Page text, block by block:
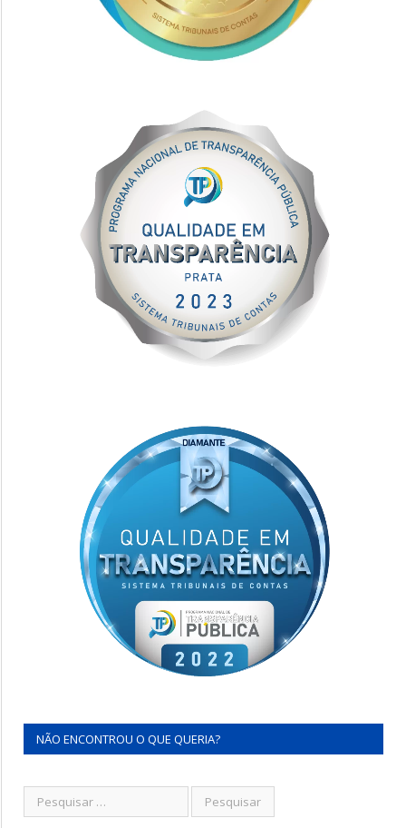
NÃO ENCONTROU O QUE QUERIA?